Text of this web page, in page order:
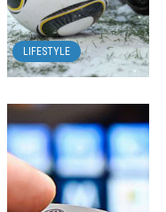
LIFESTYLE